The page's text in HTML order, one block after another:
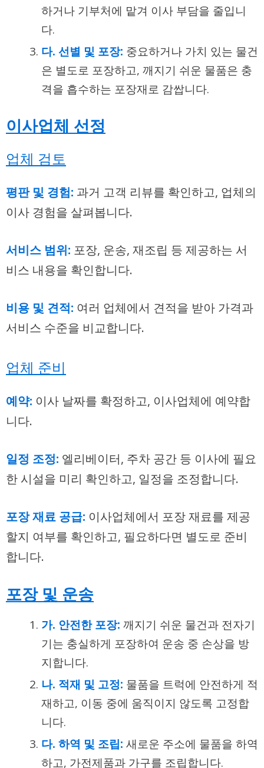
하거나 기부처에 맡겨 이사 부담을 줄입니
다.
다. 선별 및 포장: 중요하거나 가치 있는 물건
은 별도로 포장하고, 깨지기 쉬운 물품은 충
격을 흡수하는 포장재로 감쌉니다.
이사업체 선정
업체 검토
평판 및 경험: 과거 고객 리뷰를 확인하고, 업체의
이사 경험을 살펴봅니다.
서비스 범위: 포장, 운송, 재조립 등 제공하는 서
비스 내용을 확인합니다.
비용 및 견적: 여러 업체에서 견적을 받아 가격과
서비스 수준을 비교합니다.
업체 준비
예약: 이사 날짜를 확정하고, 이사업체에 예약합
니다.
일정 조정: 엘리베이터, 주차 공간 등 이사에 필요
한 시설을 미리 확인하고, 일정을 조정합니다.
포장 재료 공급: 이사업체에서 포장 재료를 제공
할지 여부를 확인하고, 필요하다면 별도로 준비
합니다.
포장 및 운송
가. 안전한 포장: 깨지기 쉬운 물건과 전자기
기는 충실하게 포장하여 운송 중 손상을 방
지합니다.
나. 적재 및 고정: 물품을 트럭에 안전하게 적
재하고, 이동 중에 움직이지 않도록 고정합
니다.
다. 하역 및 조립: 새로운 주소에 물품을 하역
하고, 가전제품과 가구를 조립합니다.